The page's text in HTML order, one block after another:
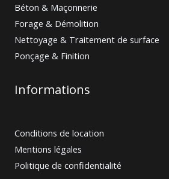
Béton & Maçonnerie
Forage & Démolition
Nettoyage & Traitement de surface
Ponçage & Finition
Informations
Conditions de location
Mentions légales
Politique de confidentialité